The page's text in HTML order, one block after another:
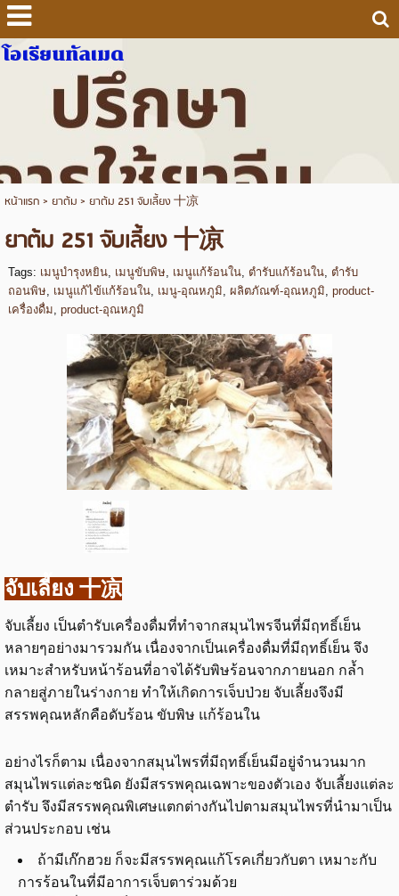
โอเรียนทัลเมด
หน้าแรก> ยาต้ม> ยาต้ม 251 จับเลี้ยง 十凉
ยาต้ม 251 จับเลี้ยง 十凉
Tags: เมนูบำรุงหยิน, เมนูขับพิษ, เมนูแก้ร้อนใน, ตำรับแก้ร้อนใน, ตำรับ
ถอนพิษ, เมนูแก้ไข้แก้ร้อนใน, เมนู-อุณหภูมิ, ผลิตภัณฑ์-อุณหภูมิ, product-
เครื่องดื่ม, product-อุณหภูมิ
จับเลี้ยง 十凉
จับเลี้ยง เป็นตำรับเครื่องดื่มที่ทำจากสมุนไพรจีนที่มีฤทธิ์เย็น
หลายๆอย่างมารวมกัน เนื่องจากเป็นเครื่องดื่มที่มีฤทธิ์เย็น จึง
เหมาะสำหรับหน้าร้อนที่อาจได้รับพิษร้อนจากภายนอก กล้ำ
กลายสู่ภายในร่างกาย ทำให้เกิดการเจ็บป่วย จับเลี้ยงจึงมี
สรรพคุณหลักคือดับร้อน ขับพิษ แก้ร้อนใน
อย่างไรก็ตาม เนื่องจากสมุนไพรที่มีฤทธิ์เย็นมีอยู่จำนวนมาก
สมุนไพรแต่ละชนิด ยังมีสรรพคุณเฉพาะของตัวเอง จับเลี้ยงแต่ละ
ตำรับ จึงมีสรรพคุณพิเศษแตกต่างกันไปตามสมุนไพรที่นำมาเป็น
ส่วนประกอบ เช่น
ถ้ามีเก๊กฮวย ก็จะมีสรรพคุณแก้โรคเกี่ยวกับตา เหมาะกับ
การร้อนในที่มีอาการเจ็บตาร่วมด้วย